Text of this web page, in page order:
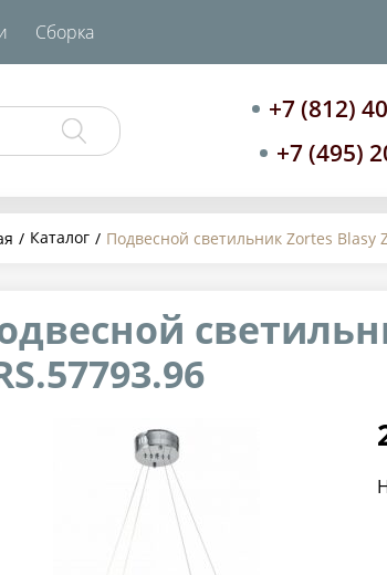
Сборка
+7 (812)
+7 (495)
Каталог Подвесной светильник Zortes Blasy